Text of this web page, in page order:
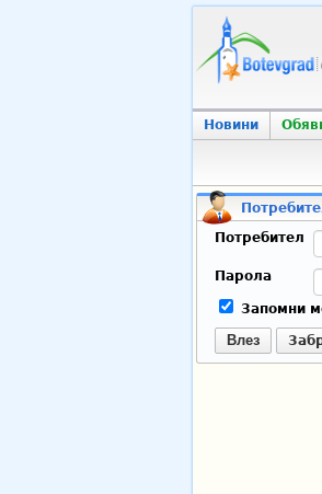
Новини
Потребител
Парола
Запомни
Влез